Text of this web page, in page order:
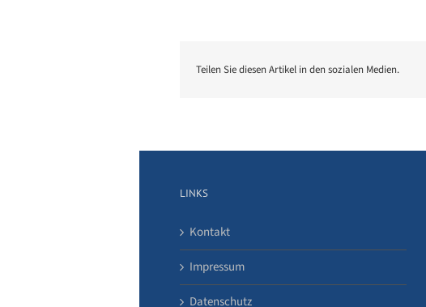
Teilen Sie diesen Artikel in den sozialen Medien.
LINKS
Kontakt
Impressum
Datenschutz